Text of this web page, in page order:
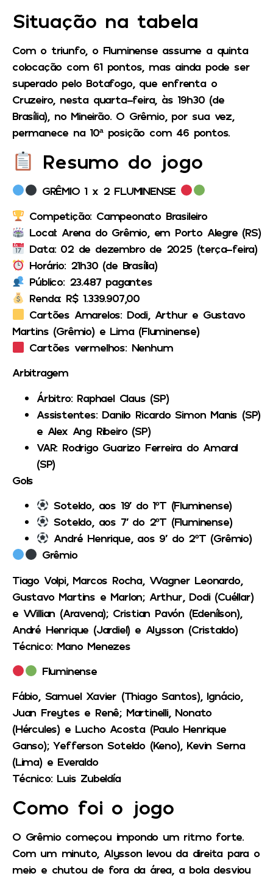
Situação na tabela
Com o triunfo, o Fluminense assume a quinta
colocação com 61 pontos, mas ainda pode ser
superado pelo Botafogo, que enfrenta o
Cruzeiro, nesta quarta-feira, às 19h30 (de
Brasília), no Mineirão. O Grêmio, por sua vez,
permanece na 10ª posição com 46 pontos.
Resumo do jogo
GRÊMIO 1 x 2 FLUMINENSE
Competição: Campeonato Brasileiro
Local: Arena do Grêmio, em Porto Alegre (RS)
Data:02 de dezembro de 2025 (terça-feira)
Horário:21h30 (de Brasília)
Público: 23.487 pagantes
Renda: R$ 1.339.907,00
Cartões Amarelos: Dodi, Arthur e Gustavo
Martins (Grêmio) e Lima (Fluminense)
Cartões vermelhos:Nenhum
Arbitragem
Árbitro:Raphael Claus (SP)
Assistentes:Danilo Ricardo Simon Manis (SP)
e Alex Ang Ribeiro (SP)
VAR: Rodrigo Guarizo Ferreira do Amaral
(SP)
Gols
Soteldo, aos 19′ do 1ºT (Fluminense)
Soteldo, aos 7′ do 2ºT (Fluminense)
André Henrique, aos 9′ do 2ºT (Grêmio)
Grêmio
Tiago Volpi, Marcos Rocha, Wagner Leonardo,
Gustavo Martins e Marlon; Arthur, Dodi (Cuéllar)
e Willian (Aravena); Cristian Pavón (Edenílson),
André Henrique (Jardiel) e Alysson (Cristaldo)
Técnico:Mano Menezes
Fluminense
Fábio, Samuel Xavier (Thiago Santos), Ignácio,
Juan Freytes e Renê; Martinelli, Nonato
(Hércules) e Lucho Acosta (Paulo Henrique
Ganso); Yefferson Soteldo (Keno), Kevin Serna
(Lima) e Everaldo
Técnico:Luis Zubeldía
Como foi o jogo
O Grêmio começou impondo um ritmo forte.
Com um minuto, Alysson levou da direita para o
meio e chutou de fora da área, a bola desviou